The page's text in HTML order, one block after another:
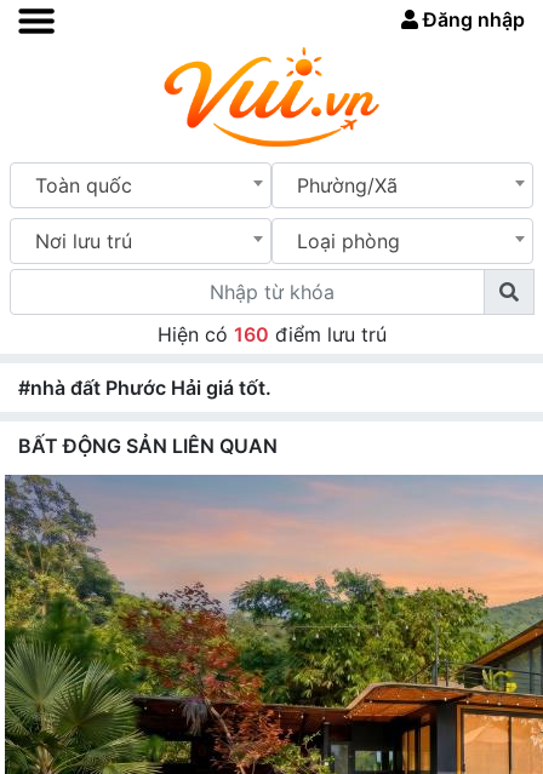
Đăng nhập
Toàn quốc Phường/Xã
Nơi lưu trú Loại phòng
Hiện có 160 điểm lưu trú
#nhà đất Phước Hải giá tốt.
BẤT ĐỘNG SẢN LIÊN QUAN